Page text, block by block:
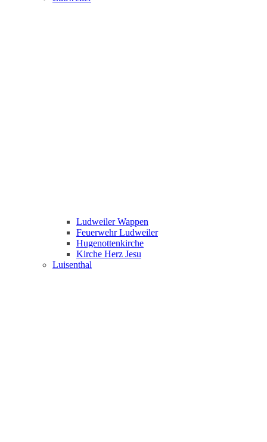
Ludweiler Wappen
Feuerwehr Ludweiler
Hugenottenkirche
Kirche Herz Jesu
Luisenthal